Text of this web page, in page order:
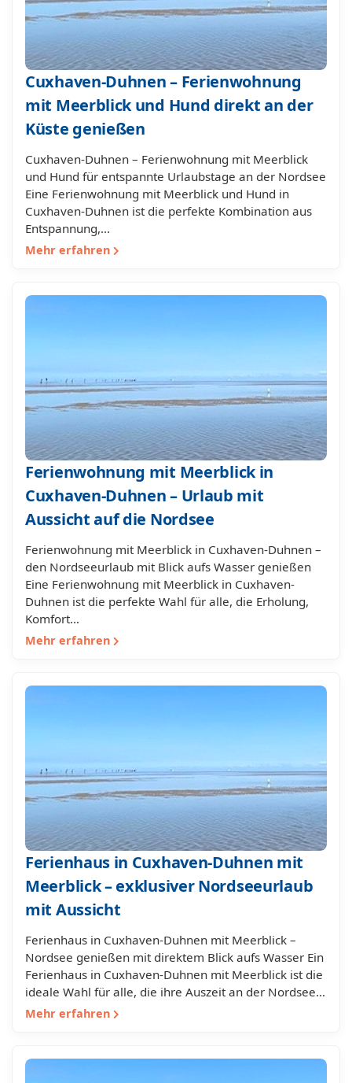
Cuxhaven-Duhnen – Ferienwohnung
mit Meerblick und Hund direkt an der
Küste genießen
Cuxhaven-Duhnen – Ferienwohnung mit Meerblick
und Hund für entspannte Urlaubstage an der Nordsee
Eine Ferienwohnung mit Meerblick und Hund in
Cuxhaven-Duhnen ist die perfekte Kombination aus
Entspannung,…
Mehr erfahren
Ferienwohnung mit Meerblick in
Cuxhaven-Duhnen – Urlaub mit
Aussicht auf die Nordsee
Ferienwohnung mit Meerblick in Cuxhaven-Duhnen –
den Nordseeurlaub mit Blick aufs Wasser genießen
Eine Ferienwohnung mit Meerblick in Cuxhaven-
Duhnen ist die perfekte Wahl für alle, die Erholung,
Komfort…
Mehr erfahren
Ferienhaus in Cuxhaven-Duhnen mit
Meerblick – exklusiver Nordseeurlaub
mit Aussicht
Ferienhaus in Cuxhaven-Duhnen mit Meerblick –
Nordsee genießen mit direktem Blick aufs Wasser Ein
Ferienhaus in Cuxhaven-Duhnen mit Meerblick ist die
ideale Wahl für alle, die ihre Auszeit an der Nordsee…
Mehr erfahren